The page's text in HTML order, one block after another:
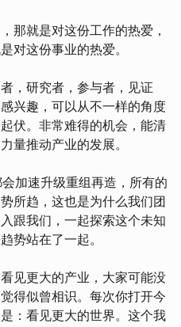
那就是对这份工作的热爱，
对这份事业的热爱。
，研究者，参与者，见证
兴趣，可以从不一样的角度
伏。非常难得的机会，能清
量推动产业的发展。
加速升级重组再造，所有的
所趋，这也是为什么我们团
跟我们，一起探索这个未知
势站在了一起。
见更大的产业，大家可能没
得似曾相识。每次你打开今
：看见更大的世界。这个我